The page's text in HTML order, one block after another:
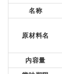
名称
原材料名
内容量